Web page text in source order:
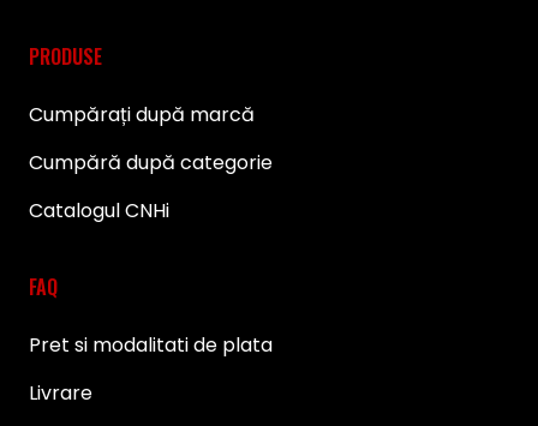
PRODUSE
Cumpărați după marcă
Cumpără după categorie
Catalogul CNHi
FAQ
Pret si modalitati de plata
Livrare